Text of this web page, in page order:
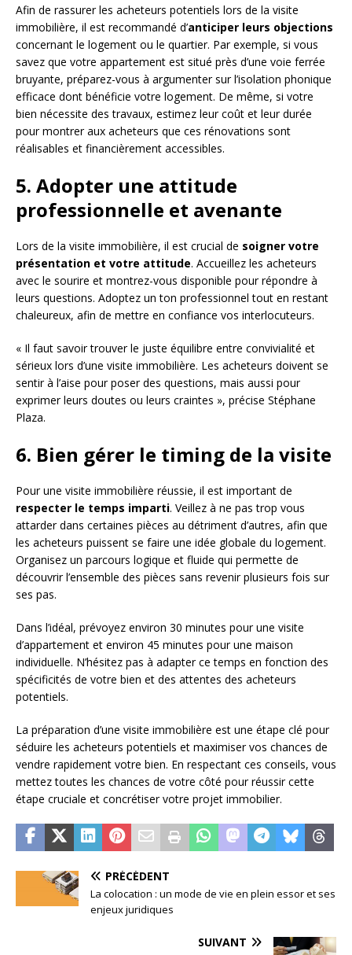
Afin de rassurer les acheteurs potentiels lors de la visite
immobilière, il est recommandé d’anticiper leurs objections
concernant le logement ou le quartier. Par exemple, si vous
savez que votre appartement est situé près d’une voie ferrée
bruyante, préparez-vous à argumenter sur l’isolation phonique
efficace dont bénéficie votre logement. De même, si votre
bien nécessite des travaux, estimez leur coût et leur durée
pour montrer aux acheteurs que ces rénovations sont
réalisables et financièrement accessibles.
5. Adopter une attitude
professionnelle et avenante
Lors de la visite immobilière, il est crucial de soigner votre
présentation et votre attitude. Accueillez les acheteurs
avec le sourire et montrez-vous disponible pour répondre à
leurs questions. Adoptez un ton professionnel tout en restant
chaleureux, afin de mettre en confiance vos interlocuteurs.
« Il faut savoir trouver le juste équilibre entre convivialité et
sérieux lors d’une visite immobilière. Les acheteurs doivent se
sentir à l’aise pour poser des questions, mais aussi pour
exprimer leurs doutes ou leurs craintes », précise Stéphane
Plaza.
6. Bien gérer le timing de la visite
Pour une visite immobilière réussie, il est important de
respecter le temps imparti. Veillez à ne pas trop vous
attarder dans certaines pièces au détriment d’autres, afin que
les acheteurs puissent se faire une idée globale du logement.
Organisez un parcours logique et fluide qui permette de
découvrir l’ensemble des pièces sans revenir plusieurs fois sur
ses pas.
Dans l’idéal, prévoyez environ 30 minutes pour une visite
d’appartement et environ 45 minutes pour une maison
individuelle. N’hésitez pas à adapter ce temps en fonction des
spécificités de votre bien et des attentes des acheteurs
potentiels.
La préparation d’une visite immobilière est une étape clé pour
séduire les acheteurs potentiels et maximiser vos chances de
vendre rapidement votre bien. En respectant ces conseils, vous
mettez toutes les chances de votre côté pour réussir cette
étape cruciale et concrétiser votre projet immobilier.
PRÉCÉDENT
La colocation : un mode de vie en plein essor et ses
enjeux juridiques
SUIVANT